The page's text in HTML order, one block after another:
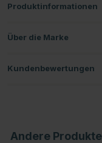
Produktinformationen
Über die Marke
Kundenbewertungen
Andere